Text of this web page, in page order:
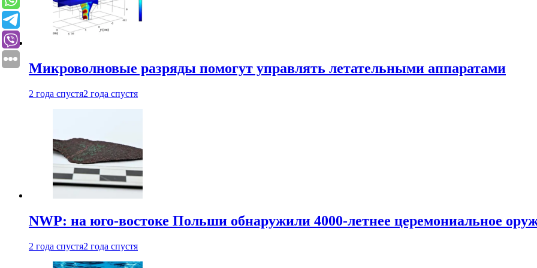
Микроволновые разряды помогут управлять летательными аппаратами
2 года спустя2 года спустя
NWP: на юго-востоке Польши обнаружили 4000-летнее церемониальное
2 года спустя2 года спустя